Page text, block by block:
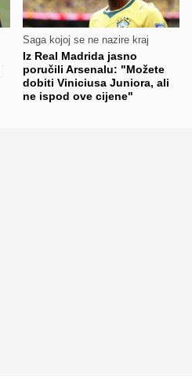
Saga kojoj se ne nazire kraj
Iz Real Madrida jasno
poručili Arsenalu: "Možete
dobiti Viniciusa Juniora, ali
ne ispod ove cijene"